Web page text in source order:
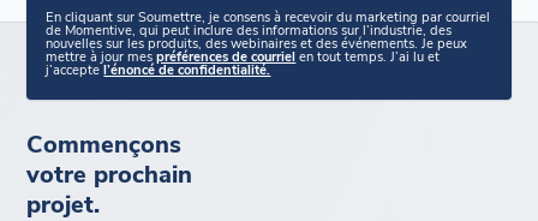
En cliquant sur Soumettre, je consens à recevoir du marketing par courriel
de Momentive, qui peut inclure des informations sur l’industrie, des
nouvelles sur les produits, des webinaires et des événements. Je peux
mettre à jour mespréférences de courriel en tout temps. J’ai lu et
j’acceptel’énoncé de confidentialité.
Commençons
votre prochain
projet.